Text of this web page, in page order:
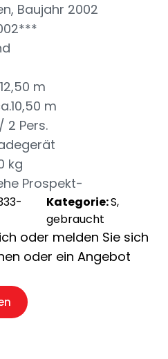
Baujahr 2002
m
m
2 Pers.
kg
Prospekt-
Kategorie:S,
gebraucht
oder melden Sie sich
oder ein Angebot